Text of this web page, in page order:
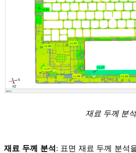
재료 두께 분석
재료 두께 분석 : 표면 재료 두께 분석